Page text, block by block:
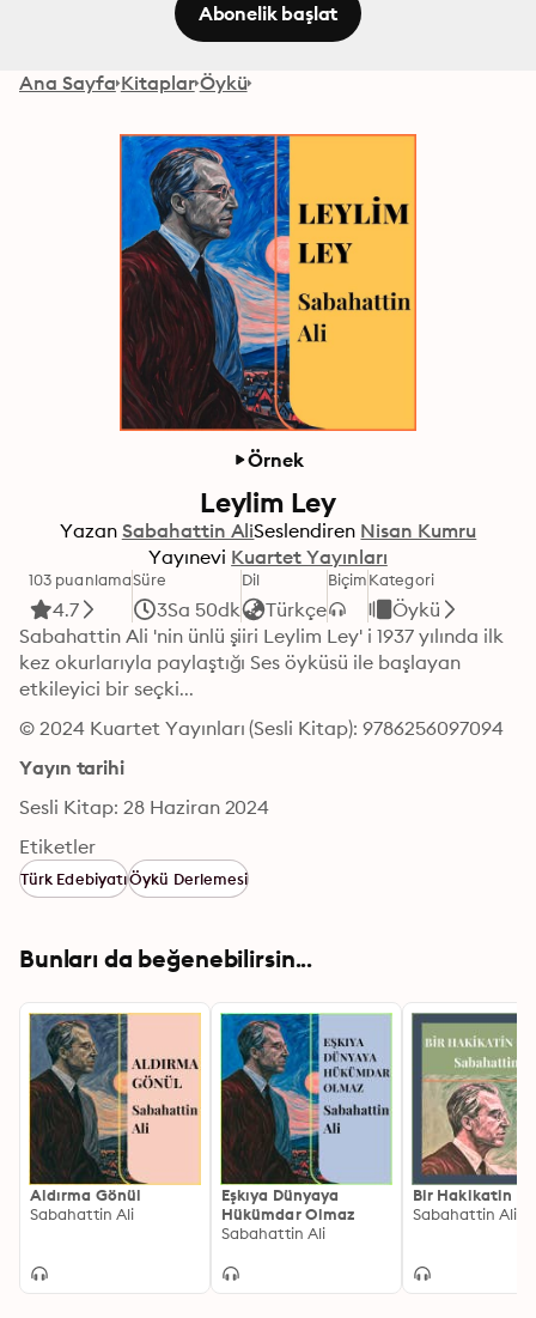
Abonelik başlat
Ana Sayfa Kitaplar Öykü
Örnek
Leylim Ley
Yazan Sabahattin AliSeslendiren Nisan Kumru
Yayınevi Kuartet Yayınları
103 puanlama
4.7
Süre
3Sa 50dk
Dil
Türkçe
BiçimKategori
Öykü
Sabahattin Ali 'nin ünlü şiiri Leylim Ley' i 1937 yılında ilk
kez okurlarıyla paylaştığı Ses öyküsü ile başlayan
etkileyici bir seçki...
© 2024 Kuartet Yayınları (Sesli Kitap): 9786256097094
Yayın tarihi
Sesli Kitap: 28 Haziran 2024
Etiketler
Türk EdebiyatıÖykü Derlemesi
Bunları da beğenebilirsin...
Aldırma Gönül
Sabahattin Ali
Eşkıya Dünyaya
Hükümdar Olmaz
Sabahattin Ali
Bir Hakikatin
Sabahattin Ali